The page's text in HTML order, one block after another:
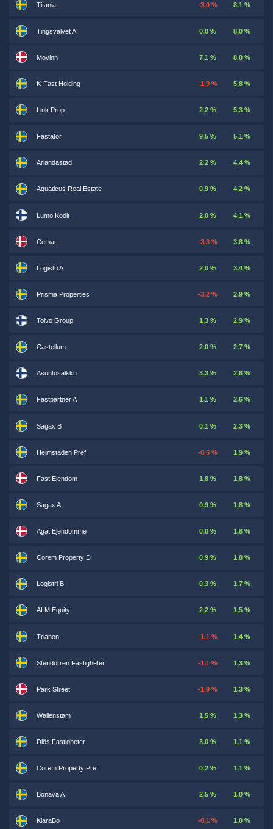
Titania -3,0 % 8,1 %
Tingsvalvet A 0,0 % 8,0 %
Movinn 7,1 % 8,0 %
K-Fast Holding -1,9 % 5,8 %
Link Prop 2,2 % 5,3 %
Fastator 9,5 % 5,1 %
Arlandastad 2,2 % 4,4 %
Aquaticus Real Estate 0,9 % 4,2 %
Lumo Kodit 2,0 % 4,1 %
Cemat -3,3 % 3,8 %
Logistri A 2,0 % 3,4 %
Prisma Properties -3,2 % 2,9 %
Toivo Group 1,3 % 2,9 %
Castellum 2,0 % 2,7 %
Asuntosalkku 3,3 % 2,6 %
Fastpartner A 1,1 % 2,6 %
Sagax B 0,1 % 2,3 %
Heimstaden Pref -0,5 % 1,9 %
Fast Ejendom 1,8 % 1,8 %
Sagax A 0,9 % 1,8 %
Agat Ejendomme 0,0 % 1,8 %
Corem Property D 0,9 % 1,8 %
Logistri B 0,3 % 1,7 %
ALM Equity 2,2 % 1,5 %
Trianon -1,1 % 1,4 %
Stendörren Fastigheter -1,1 % 1,3 %
Park Street -1,9 % 1,3 %
Wallenstam 1,5 % 1,3 %
Diös Fastigheter 3,0 % 1,1 %
Corem Property Pref 0,2 % 1,1 %
Bonava A 2,5 % 1,0 %
KlaraBo -0,1 % 1,0 %